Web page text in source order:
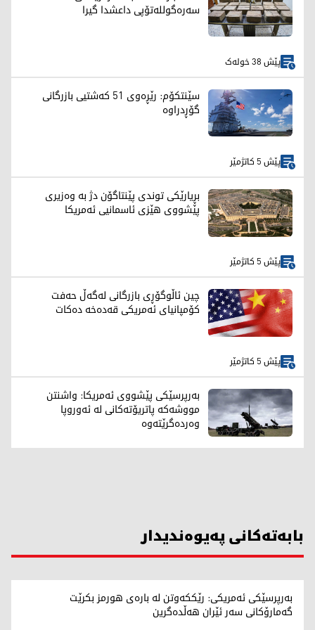
سەرەگوللەتۆپی داعشدا گیرا
پێش 38 خولەک
سێنتکۆم: رێڕەوی 51 کەشتیی بازرگانی
گۆڕدراوە
پێش 5 کاتژمێر
بڕیارێکی توندی پێنتاگۆن دژ بە وەزیری
پێشووی هێزی ئاسمانیی ئەمریکا
پێش 5 کاتژمێر
چین ئاڵوگۆڕی بازرگانی لەگەڵ حەفت
کۆمپانیای ئەمریکی قەدەخە دەکات
پێش 5 کاتژمێر
بەرپرسێکی پێشووی ئەمریکا: واشنتن
مووشەکە پاتریۆتەکانی لە ئەوروپا
وەردەگرێتەوە
بابەتەکانی پەیوەندیدار
بەرپرسێکی ئەمریکی: رێککەوتن لە بارەی هورمز بکرێت
گەمارۆکانی سەر ئێران هەڵدەگرین